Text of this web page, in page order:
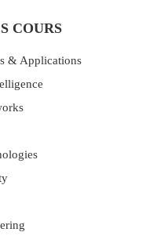
COURS
& Applications